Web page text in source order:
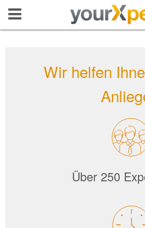
Wir helfen
Über 250